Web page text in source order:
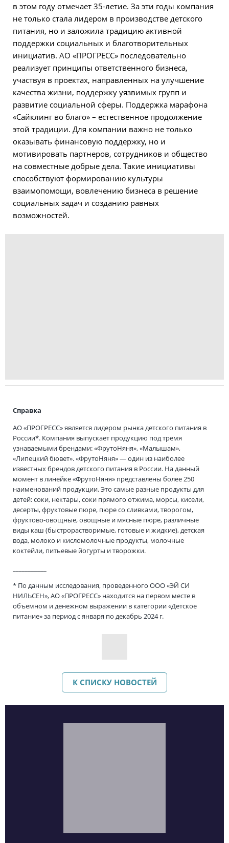
в этом году отмечает 35-летие. За эти годы компания
не только стала лидером в производстве детского
питания, но и заложила традицию активной
поддержки социальных и благотворительных
инициатив. АО «ПРОГРЕСС» последовательно
реализует принципы ответственного бизнеса,
участвуя в проектах, направленных на улучшение
качества жизни, поддержку уязвимых групп и
развитие социальной сферы. Поддержка марафона
«Сайклинг во благо» – естественное продолжение
этой традиции. Для компании важно не только
оказывать финансовую поддержку, но и
мотивировать партнеров, сотрудников и общество
на совместные добрые дела. Такие инициативы
способствуют формированию культуры
взаимопомощи, вовлечению бизнеса в решение
социальных задач и созданию равных
возможностей.
Справка
АО «ПРОГРЕСС» является лидером рынка детского питания в
России*. Компания выпускает продукцию под тремя
узнаваемыми брендами: «ФрутоНяня», «Малышам»,
«Липецкий бювет». «ФрутоНяня» — один из наиболее
известных брендов детского питания в России. На данный
момент в линейке «ФрутоНяня» представлены более 250
наименований продукции. Это самые разные продукты для
детей: соки, нектары, соки прямого отжима, морсы, кисели,
десерты, фруктовые пюре, пюре со сливками, творогом,
фруктово-овощные, овощные и мясные пюре, различные
виды каш (быстрорастворимые, готовые и жидкие), детская
вода, молоко и кисломолочные продукты, молочные
коктейли, питьевые йогурты и творожки.
* По данным исследования, проведенного ООО «ЭЙ СИ
НИЛЬСЕН», АО «ПРОГРЕСС» находится на первом месте в
объемном и денежном выражении в категории «Детское
питание» за период с января по декабрь 2024 г.
К СПИСКУ НОВОСТЕЙ